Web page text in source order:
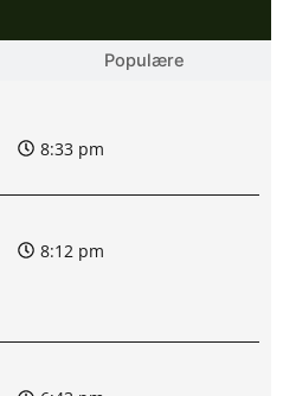
Populære
8:33 pm
8:12 pm